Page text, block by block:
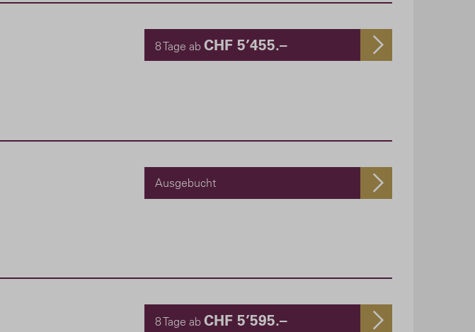
8 Tage ab CHF 5’455.–
Ausgebucht
8 Tage ab CHF 5’595.–